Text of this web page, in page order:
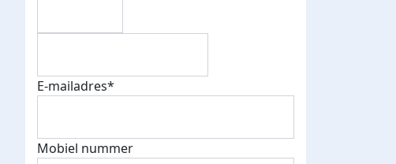
je je speciale KWF t-shirt!
E-mailadres*
Mobiel nummer